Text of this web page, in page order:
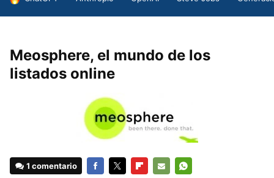
Meosphere, el mundo de los
listados online
1 comentario